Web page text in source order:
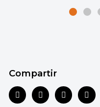
Compartir